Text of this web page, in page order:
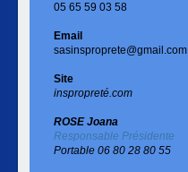
05 65 59 03 58
Email
sasinsproprete@gmail.com
Site
inspropreté.com
ROSE Joana
Responsable Présidente
Portable 06 80 28 80 55